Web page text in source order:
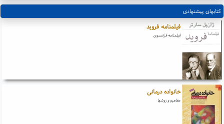
کتابهای پیشنهادی
فیلمنامه فروید
فیلمنامه فرانسوی
خانواده درمانی
مفاهیم و روشها